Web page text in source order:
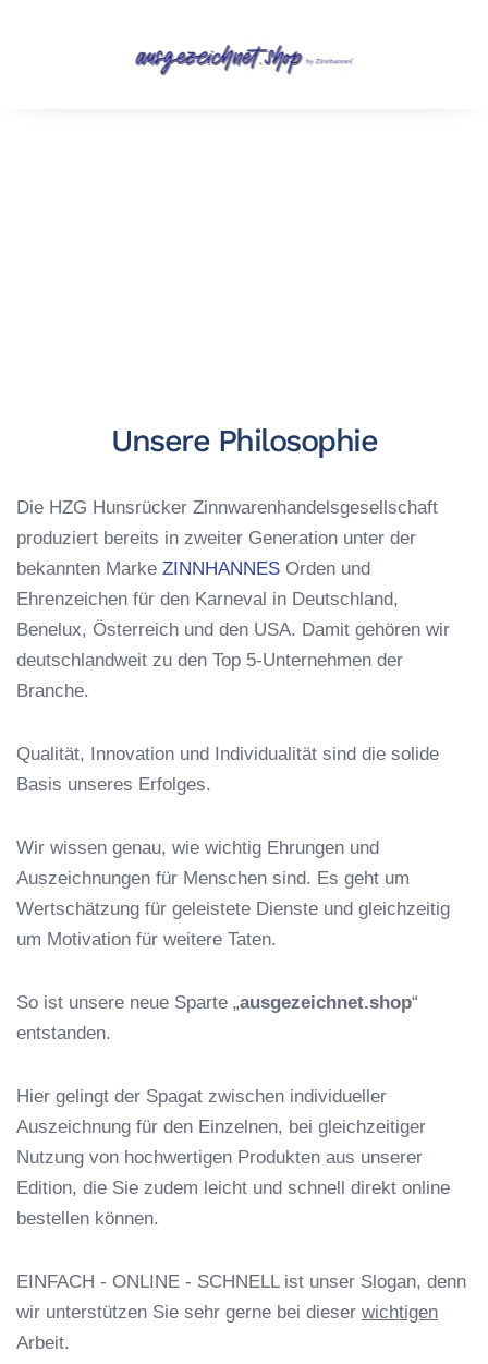
Zum Hauptinhalt springen
Unsere Philosophie
Die HZG Hunsrücker Zinnwarenhandelsgesellschaft
produziert bereits in zweiter Generation unter der
bekannten Marke ZINNHANNES Orden und
Ehrenzeichen für den Karneval in Deutschland,
Benelux, Österreich und den USA. Damit gehören wir
deutschlandweit zu den Top 5-Unternehmen der
Branche.
Qualität, Innovation und Individualität sind die solide
Basis unseres Erfolges.
Wir wissen genau, wie wichtig Ehrungen und
Auszeichnungen für Menschen sind. Es geht um
Wertschätzung für geleistete Dienste und gleichzeitig
um Motivation für weitere Taten.
So ist unsere neue Sparte „ausgezeichnet.shop“
entstanden.
Hier gelingt der Spagat zwischen individueller
Auszeichnung für den Einzelnen, bei gleichzeitiger
Nutzung von hochwertigen Produkten aus unserer
Edition, die Sie zudem leicht und schnell direkt online
bestellen können.
EINFACH - ONLINE - SCHNELL ist unser Slogan, denn
wir unterstützen Sie sehr gerne bei dieser wichtigen
Arbeit.